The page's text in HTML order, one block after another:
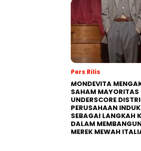
Pers Rilis
MONDEVITA
SAHAM MAYORITAS
UNDERSCORE
PERUSAHAAN
SEBAGAI LANGKAH
DALAM
MEREK MEWAH